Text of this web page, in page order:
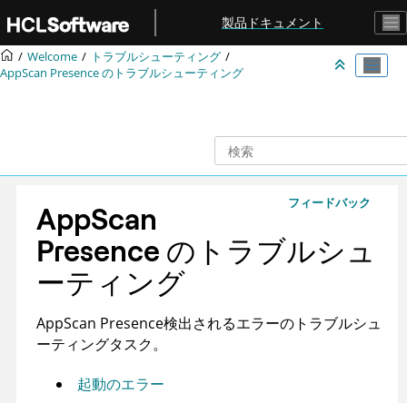
メインコンテンツにジャンプ
製品ドキュメント
Welcome
トラブルシューティング
AppScan Presenceのトラブルシューティング
フィードバック
AppScan
Presence のトラブルシュ
ーティング
AppScan Presence検出されるエラーのトラブルシュ
ーティングタスク。
起動のエラー